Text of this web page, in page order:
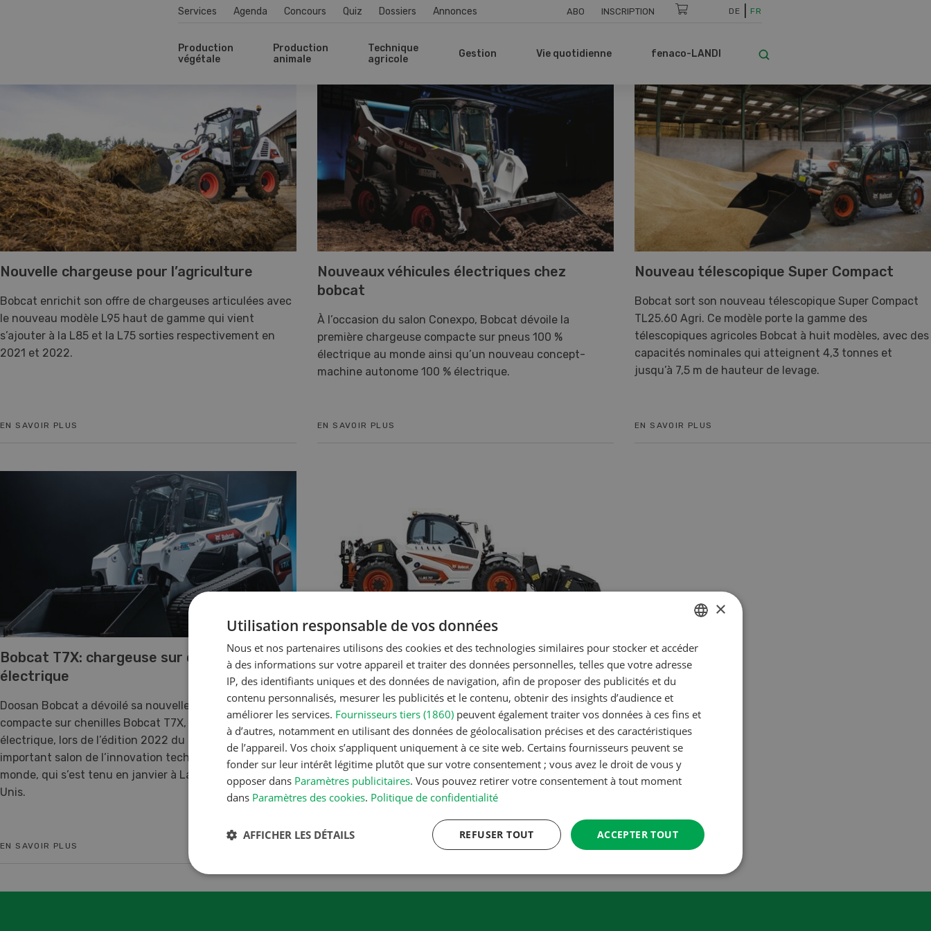
Services Agenda Concours Quiz Dossiers Annonces ABO INSCRIPTION DE FR
Production
végétale
Production
animale
Technique
agricole
Gestion Vie quotidienne fenaco-LANDI
Nouvelle chargeuse pour l’agriculture
Bobcat enrichit son offre de chargeuses articulées avec
le nouveau modèle L95 haut de gamme qui vient
s’ajouter à la L85 et la L75 sorties respectivement en
2021 et 2022.
EN SAVOIR PLUS
Nouveaux véhicules électriques chez
bobcat
À l’occasion du salon Conexpo, Bobcat dévoile la
première chargeuse compacte sur pneus 100 %
électrique au monde ainsi qu’un nouveau concept-
machine autonome 100 % électrique.
EN SAVOIR PLUS
Nouveau télescopique Super Compact
Bobcat sort son nouveau télescopique Super Compact
TL25.60 Agri. Ce modèle porte la gamme des
télescopiques agricoles Bobcat à huit modèles, avec des
capacités nominales qui atteignent 4,3 tonnes et
jusqu’à 7,5 m de hauteur de levage.
EN SAVOIR PLUS
Bobcat T7X: chargeuse sur chenilles 100%
électrique
Doosan Bobcat a dévoilé sa nouvelle chargeuse
compacte sur chenilles Bobcat T7X, un modèle 100 %
électrique, lors de l’édition 2022 du CES, le plus
important salon de l’innovation technologique au
monde, qui s’est tenu en janvier à Las Vegas, aux États-
Unis.
EN SAVOIR PLUS
Bobcat - nouvelle génération de
télescopiques
Bobcat lance sa nouvelle génération de chargeurs
télescopiques de série R destinés au secteur de
l’agriculture, avec un choix de sept modèles équipés de
moteurs Stage V. Ces nouveaux chargeurs
télescopiques offrent des capacités de levage de 2,6 à
4,3 tonnes et des hauteurs de levage de 6 à 8 mètres.
GERMAN
FRENCH
×
Utilisation responsable de vos données
Nous et nos partenaires utilisons des cookies et des technologies similaires pour stocker et accéder
à des informations sur votre appareil et traiter des données personnelles, telles que votre adresse
IP, des identifiants uniques et des données de navigation, afin de proposer des publicités et du
contenu personnalisés, mesurer les publicités et le contenu, obtenir des insights d’audience et
améliorer les services. Fournisseurs tiers (1860) peuvent également traiter vos données à ces fins et
à d’autres, notamment en utilisant des données de géolocalisation précises et des caractéristiques
de l’appareil. Vos choix s’appliquent uniquement à ce site web. Certains fournisseurs peuvent se
fonder sur leur intérêt légitime plutôt que sur votre consentement ; vous avez le droit de vous y
opposer dans Paramètres publicitaires. Vous pouvez retirer votre consentement à tout moment
dans Paramètres des cookies. Politique de confidentialité
ACCEPTER TOUT
REFUSER TOUT
AFFICHER LES DÉTAILS